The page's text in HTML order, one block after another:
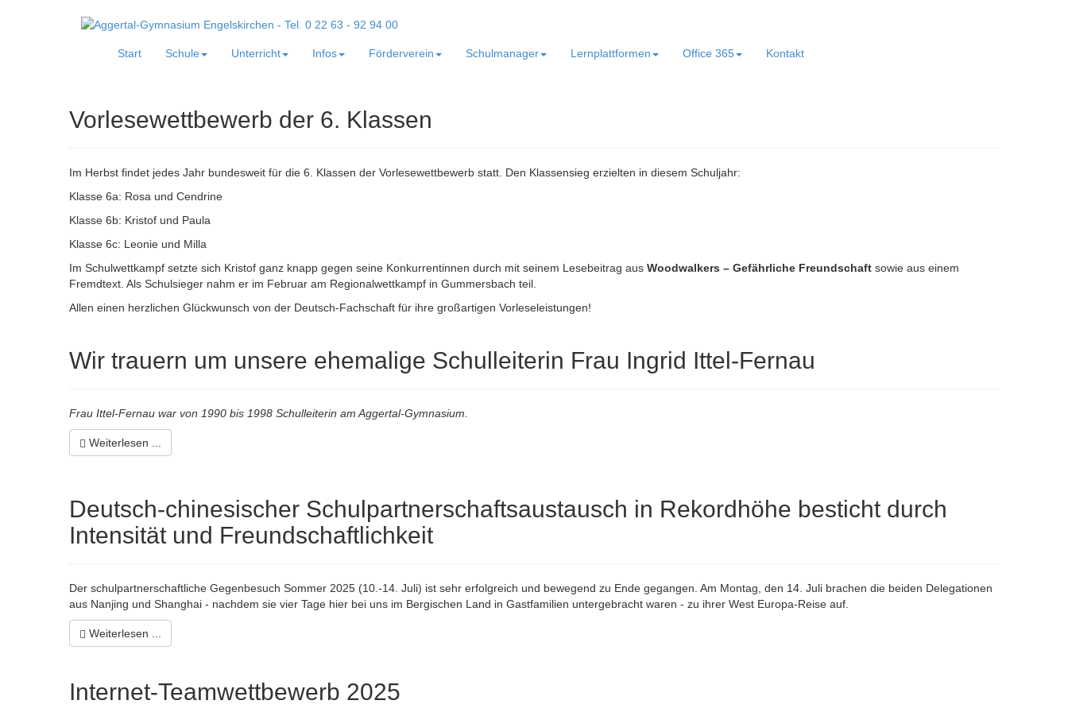
Start Schule Unterricht Infos Förderverein Schulmanager Lernplattformen Office 365 Kontakt
Vorlesewettbewerb der 6. Klassen
Im Herbst findet jedes Jahr bundesweit für die 6. Klassen der Vorlesewettbewerb statt. Den Klassensieg erzielten in diesem Schuljahr:
Klasse 6a: Rosa und Cendrine
Klasse 6b: Kristof und Paula
Klasse 6c: Leonie und Milla
Im Schulwettkampf setzte sich Kristof ganz knapp gegen seine Konkurrentinnen durch mit seinem Lesebeitrag aus Woodwalkers – Gefährliche Freundschaft sowie aus einem
Fremdtext. Als Schulsieger nahm er im Februar am Regionalwettkampf in Gummersbach teil.
Allen einen herzlichen Glückwunsch von der Deutsch-Fachschaft für ihre großartigen Vorleseleistungen!
Wir trauern um unsere ehemalige Schulleiterin Frau Ingrid Ittel-Fernau
Frau Ittel-Fernau war von 1990 bis 1998 Schulleiterin am Aggertal-Gymnasium.
Weiterlesen ...
Deutsch-chinesischer Schulpartnerschaftsaustausch in Rekordhöhe besticht durch
Intensität und Freundschaftlichkeit
Der schulpartnerschaftliche Gegenbesuch Sommer 2025 (10.-14. Juli) ist sehr erfolgreich und bewegend zu Ende gegangen. Am Montag, den 14. Juli brachen die beiden Delegationen
aus Nanjing und Shanghai - nachdem sie vier Tage hier bei uns im Bergischen Land in Gastfamilien untergebracht waren - zu ihrer West Europa-Reise auf.
Weiterlesen ...
Internet-Teamwettbewerb 2025